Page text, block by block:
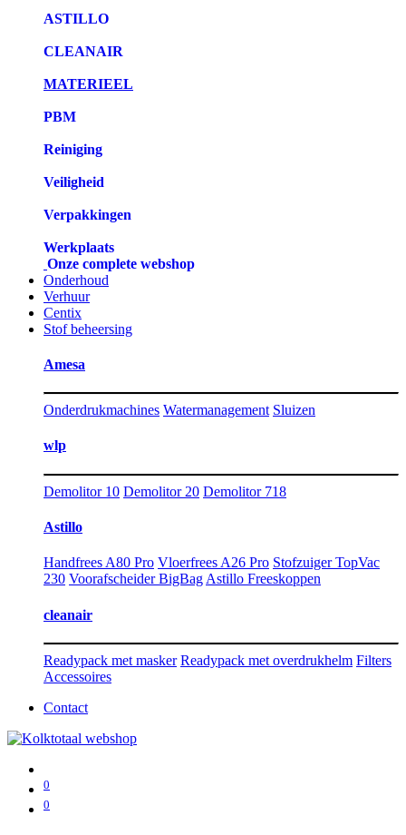
ASTILLO
CLEANAIR
MATERIEEL
PBM
Reiniging
Veiligheid
Verpakkingen
Werkplaats
Onze complete webshop
Onderhoud
Verhuur
Centix
Stof beheersing
Amesa
Onderdrukmachines Watermanagement Sluizen
wlp
Demolitor 10 Demolitor 20 Demolitor 718
Astillo
Handfrees A80 Pro Vloerfrees A26 Pro Stofzuiger TopVac
230 Voorafscheider BigBag Astillo Freeskoppen
cleanair
Readypack met masker Readypack met overdrukhelm Filters
Accessoires
Contact
0
0